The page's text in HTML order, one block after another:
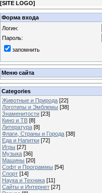
[SITE LOGO]
Форма входа
Логин:
Пароль:
запомнить
Меню сайта
Categories
Животные и Природа [22]
Логотипы и Эмблемы [38]
Знаменитости [23]
Кино и ТВ [8]
Литература [8]
Флаги, Страны и Города [38]
Еда и Напитки [72]
Игры [27]
Музыка [36]
Машины [20]
Софт и Программы [54]
Спорт [14]
Наука и Техника [11]
Сайты и Интернет [27]